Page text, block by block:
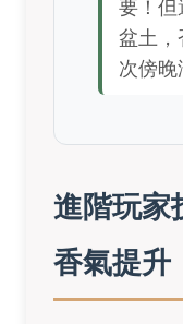
要！但
盆土，
次傍晚
進階玩家
香氣提升